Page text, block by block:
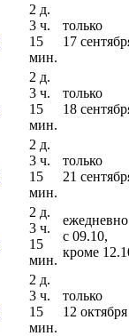
2 д.
3 ч.
15
мин.
только
17
2 д.
3 ч.
15
мин.
только
18
2 д.
3 ч.
15
мин.
только
21
2 д.
3 ч.
15
мин.
ежедневно
с 09.10,
кроме
2 д.
3 ч.
15
мин.
только
12 октября